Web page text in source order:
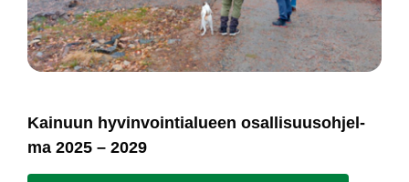
Kai­nuun hy­vin­voin­tia­lueen osal­li­suu­soh­jel­
ma 2025 – 2029